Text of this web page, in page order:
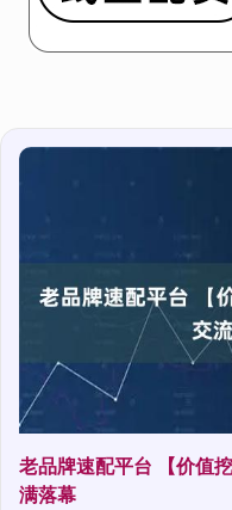
老品牌速配平台 【价值
满落幕